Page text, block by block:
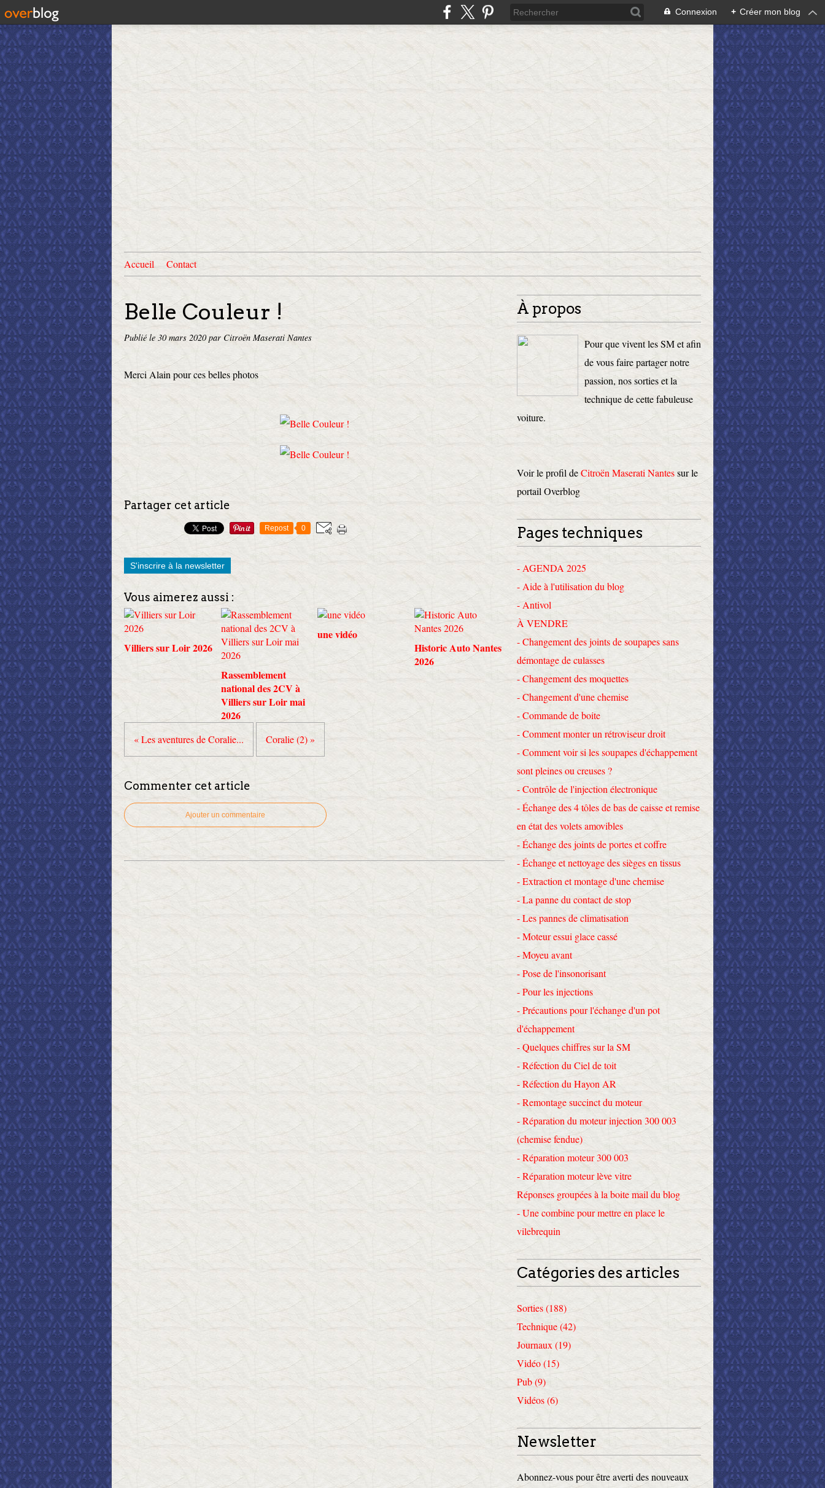
Connexion + Créer mon blog
Accueil Contact
Belle Couleur !
Publié le 30 mars 2020par Citroën Maserati Nantes
Merci Alain pour ces belles photos
Partager cet article
Repost 0
S'inscrire à la newsletter
Vous aimerez aussi :
Villiers sur Loir 2026
Rassemblement
national des 2CV à
Villiers sur Loir mai
2026
une vidéo
Historic Auto Nantes
2026
« Les aventures de Coralie... Coralie (2) »
Commenter cet article
Ajouter un commentaire
À propos
Pour que vivent les SM et afin
de vous faire partager notre
passion, nos sorties et la
technique de cette fabuleuse
voiture.
Voir le profil deCitroën Maserati Nantessur le
portail Overblog
Pages techniques
- AGENDA 2025
- Aide à l'utilisation du blog
- Antivol
À VENDRE
- Changement des joints de soupapes sans
démontage de culasses
- Changement des moquettes
- Changement d'une chemise
- Commande de boite
- Comment monter un rétroviseur droit
- Comment voir si les soupapes d'échappement
sont pleines ou creuses ?
- Contrôle de l'injection électronique
- Échange des 4 tôles de bas de caisse et remise
en état des volets amovibles
- Échange des joints de portes et coffre
- Échange et nettoyage des sièges en tissus
- Extraction et montage d'une chemise
- La panne du contact de stop
- Les pannes de climatisation
- Moteur essui glace cassé
- Moyeu avant
- Pose de l'insonorisant
- Pour les injections
- Précautions pour l'échange d'un pot
d'échappement
- Quelques chiffres sur la SM
- Réfection du Ciel de toit
- Réfection du Hayon AR
- Remontage succinct du moteur
- Réparation du moteur injection 300 003
(chemise fendue)
- Réparation moteur 300 003
- Réparation moteur lève vitre
Réponses groupées à la boite mail du blog
- Une combine pour mettre en place le
vilebrequin
Catégories des articles
Sorties (188)
Technique (42)
Journaux (19)
Vidéo (15)
Pub (9)
Vidéos (6)
Newsletter
Abonnez-vous pour être averti des nouveaux